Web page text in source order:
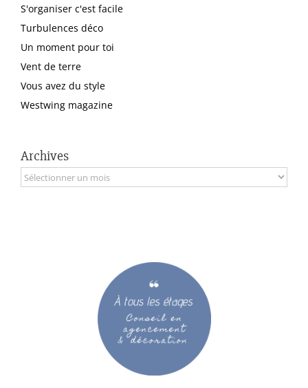
S'organiser c'est facile
Turbulences déco
Un moment pour toi
Vent de terre
Vous avez du style
Westwing magazine
Archives
Archives